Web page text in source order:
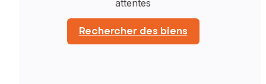
attentes
Rechercher des biens